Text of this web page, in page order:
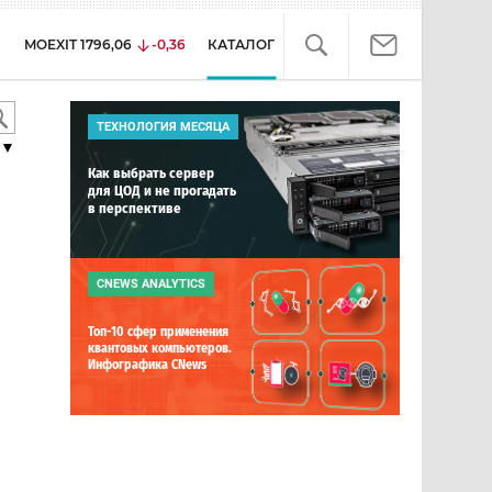
MOEXIT 1796,06 -0,36 КАТАЛОГ
ТЕХНОЛОГИЯ МЕСЯЦА
Как выбрать сервер
для ЦОД и не прогадать
в перспективе
CNEWS ANALYTICS
Топ-10 сфер применения
квантовых компьютеров.
Инфографика CNews